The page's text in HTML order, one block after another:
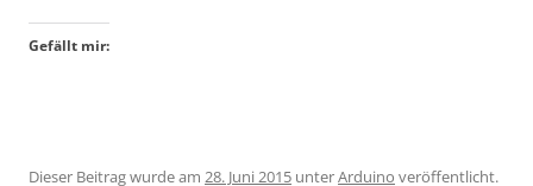
Gefällt mir:
Dieser Beitrag wurde am 28. Juni 2015 unterArduino veröffentlicht.